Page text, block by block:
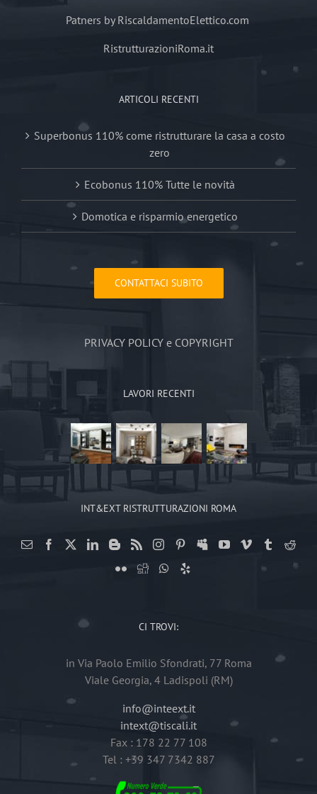
Patners by RiscaldamentoElettico.com
RistrutturazioniRoma.it
ARTICOLI RECENTI
Superbonus 110% come ristrutturare la casa a costo
zero
Ecobonus 110% Tutte le novità
Domotica e risparmio energetico
CONTATTACI SUBITO
PRIVACY POLICY e COPYRIGHT
LAVORI RECENTI
INT&EXT RISTRUTTURAZIONI ROMA
CI TROVI:
in Via Paolo Emilio Sfondrati, 77 Roma
Viale Georgia, 4 Ladispoli (RM)
info@inteext.it
intext@tiscali.it
Fax : 178 22 77 108
Tel : +39 347 7342 887